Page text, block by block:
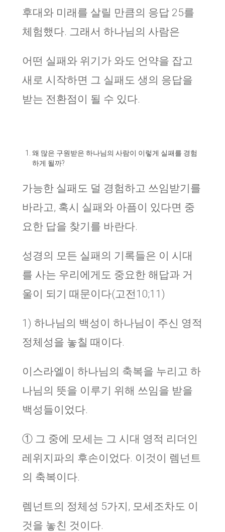
후대와 미래를 살릴 만큼의 응답 25를
체험했다. 그래서 하나님의 사람은
어떤 실패와 위기가 와도 언약을 잡고
새로 시작하면 그 실패도 생의 응답을
받는 전환점이 될 수 있다.
왜 많은 구원받은 하나님의 사람이 이렇게 실패를 경험
하게 될까?
가능한 실패도 덜 경험하고 쓰임받기를
바라고, 혹시 실패와 아픔이 있다면 중
요한 답을 찾기를 바란다.
성경의 모든 실패의 기록들은 이 시대
를 사는 우리에게도 중요한 해답과 거
울이 되기 때문이다(고전10;11)
1) 하나님의 백성이 하나님이 주신 영적
정체성을 놓칠 때이다.
이스라엘이 하나님의 축복을 누리고 하
나님의 뜻을 이루기 위해 쓰임을 받을
백성들이었다.
① 그 중에 모세는 그 시대 영적 리더인
레위지파의 후손이었다. 이것이 렘넌트
의 축복이다.
렘넌트의 정체성 5가지, 모세조차도 이
것을 놓친 것이다.